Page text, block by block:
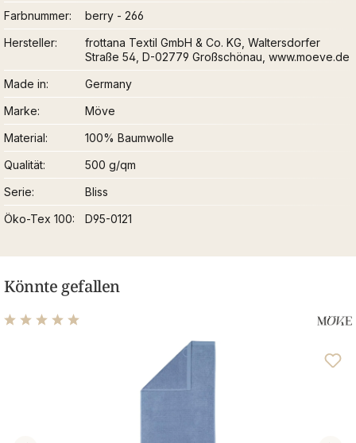
Farbnummer
berry - 266
Hersteller
frottana Textil GmbH & Co. KG, Waltersdorfer
Straße 54, D-02779 Großschönau, www.moeve.de
Made in
Germany
Marke
Möve
Material
100% Baumwolle
Qualität
500 g/qm
Serie
Bliss
Öko-Tex 100
D95-0121
Könnte gefallen
Durchschnittliche Bewertung von 5 von 5 Sternen